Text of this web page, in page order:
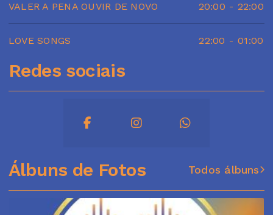
VALER A PENA OUVIR DE NOVO 20:00 - 22:00
LOVE SONGS 22:00 - 01:00
Redes sociais
Álbuns de Fotos Todos álbuns